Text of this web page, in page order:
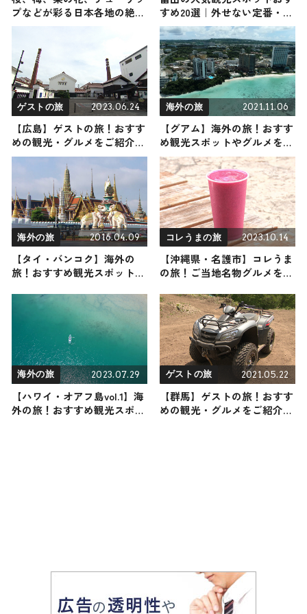
プなどが彩る日本各地の絶
景・トップ10を一挙ご紹介！
じる花絶景ランキング」
すめ20選｜外せない定番・名
所から穴場まで見どころ満載
の観光地を紹介
ゲストの旅 2023.06.24
【広島】ゲストの旅！おすす
めの観光・グルメをご紹介
2023年6月24日放送
海外の旅 2021.11.06
【グアム】海外の旅！おすす
め観光スポットやグルメをリ
ポート
海外の旅 2016.04.09
【タイ・バンコク】海外の
旅！おすすめ観光スポットや
コレうまの旅 2023.10.14
【沖縄県・名護市】コレうま
の旅！ご当地名物グルメをお
海外の旅 2023.07.29
【ハワイ・オアフ島vol.1】海
外の旅！おすすめ観光スポッ
ゲストの旅 2021.05.22
【群馬】ゲストの旅！おすす
めの観光・グルメをご紹介